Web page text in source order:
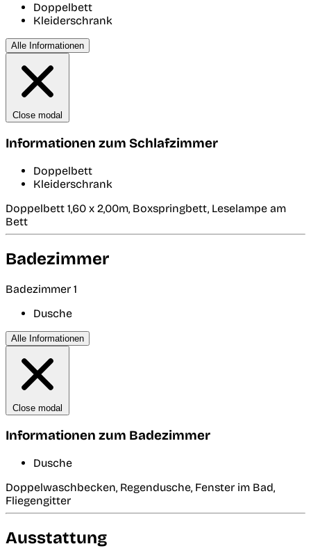
Doppelbett
Kleiderschrank
Alle Informationen
Close modal
Informationen zum Schlafzimmer
Doppelbett
Kleiderschrank
Doppelbett 1,60 x 2,00m, Boxspringbett, Leselampe am
Bett
Badezimmer
Badezimmer 1
Dusche
Alle Informationen
Close modal
Informationen zum Badezimmer
Dusche
Doppelwaschbecken, Regendusche, Fenster im Bad,
Fliegengitter
Ausstattung